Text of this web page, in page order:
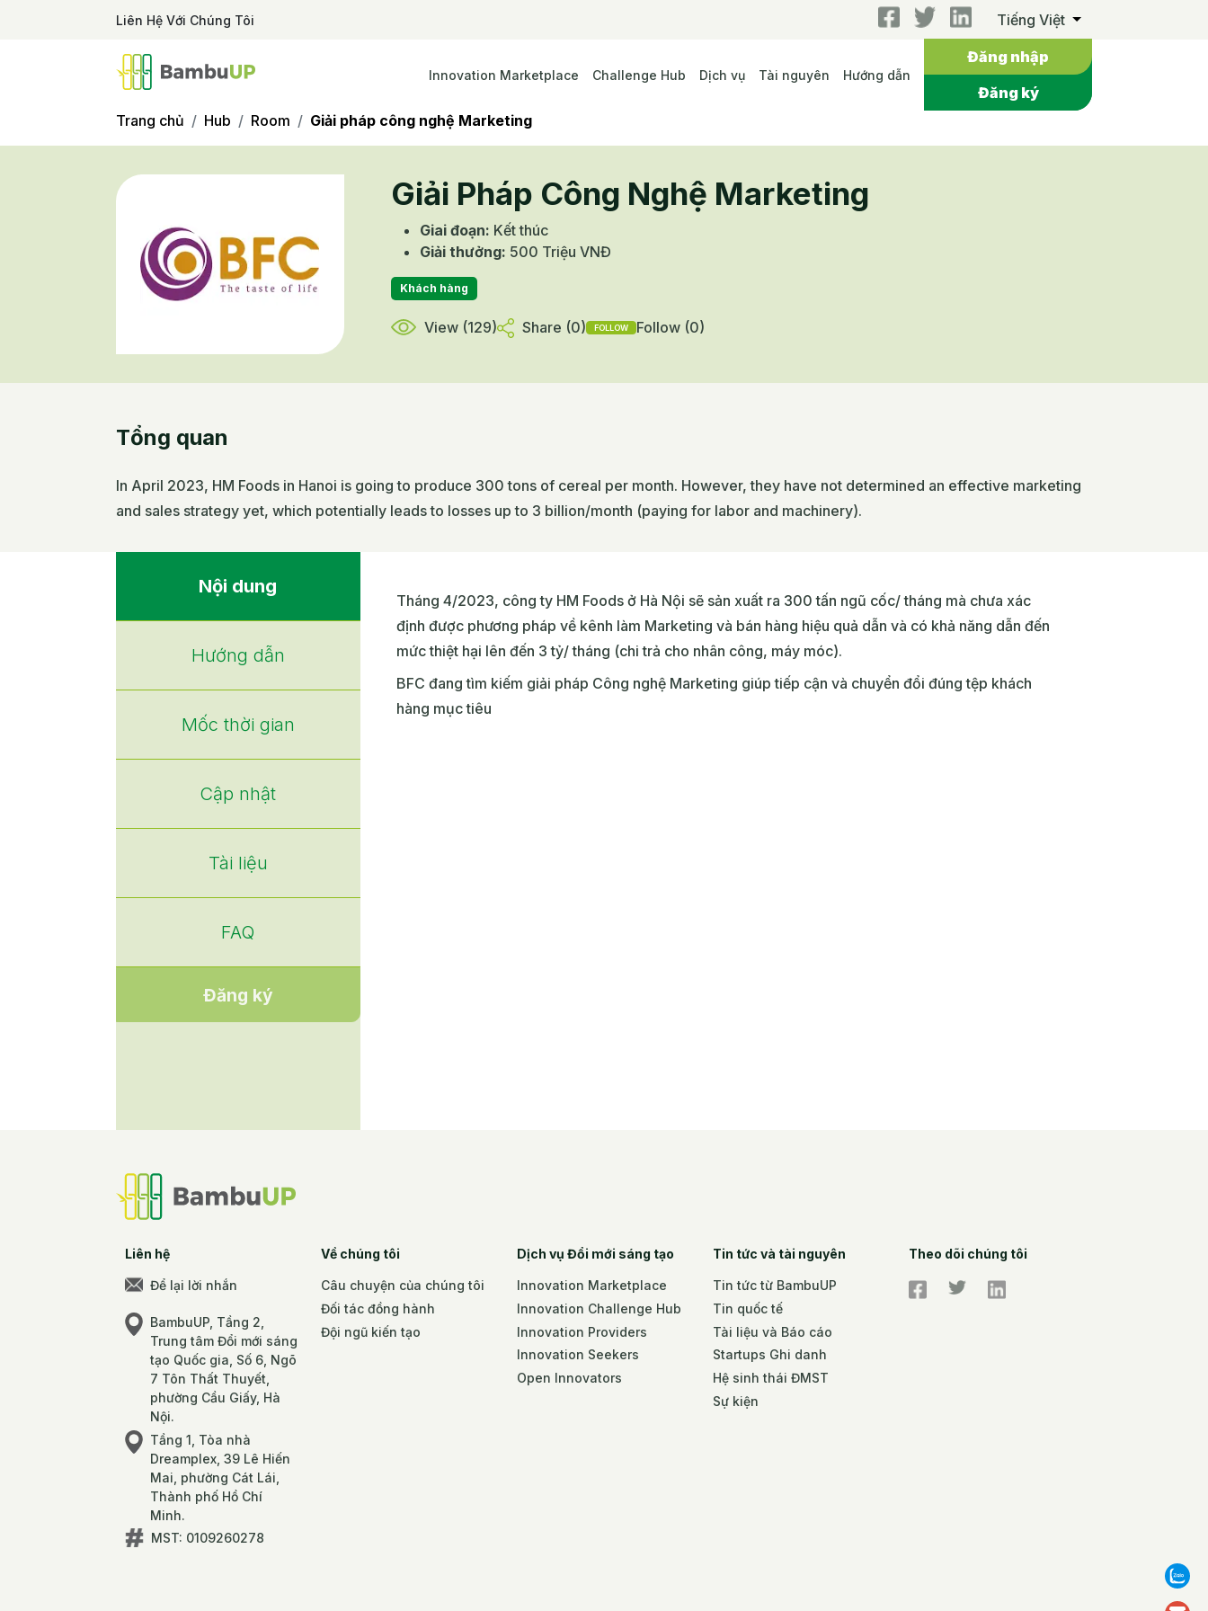
Liên Hệ Với Chúng Tôi Tiếng Việt
Innovation Marketplace Challenge Hub Dịch vụ Tài nguyên Hướng dẫn
Đăng nhập
Đăng ký
Trang chủ
Hub Room Giải pháp công nghệ Marketing
Giải Pháp Công Nghệ Marketing
Giai đoạn: Kết thúc
Giải thưởng: 500 Triệu VNĐ
Khách hàng
View (129) Share (0) FOLLOW Follow (0)
Tổng quan
In April 2023, HM Foods in Hanoi is going to produce 300 tons of cereal per month. However, they have not determined an effective marketing
and sales strategy yet, which potentially leads to losses up to 3 billion/month (paying for labor and machinery).
Nội dung
Hướng dẫn
Mốc thời gian
Cập nhật
Tài liệu
FAQ
Đăng ký
Tháng 4/2023, công ty HM Foods ở Hà Nội sẽ sản xuất ra 300 tấn ngũ cốc/ tháng mà chưa xác
định được phương pháp về kênh làm Marketing và bán hàng hiệu quả dẫn và có khả năng dẫn đến
mức thiệt hại lên đến 3 tỷ/ tháng (chi trả cho nhân công, máy móc).
BFC đang tìm kiếm giải pháp Công nghệ Marketing giúp tiếp cận và chuyển đổi đúng tệp khách
hàng mục tiêu
Liên hệ
Để lại lời nhắn
BambuUP, Tầng 2,
Trung tâm Đổi mới sáng
tạo Quốc gia, Số 6, Ngõ
7 Tôn Thất Thuyết,
phường Cầu Giấy, Hà
Nội.
Tầng 1, Tòa nhà
Dreamplex, 39 Lê Hiến
Mai, phường Cát Lái,
Thành phố Hồ Chí
Minh.
MST: 0109260278
Về chúng tôi
Câu chuyện của chúng tôi
Đối tác đồng hành
Đội ngũ kiến tạo
Dịch vụ Đổi mới sáng tạo
Innovation Marketplace
Innovation Challenge Hub
Innovation Providers
Innovation Seekers
Open Innovators
Tin tức và tài nguyên
Tin tức từ BambuUP
Tin quốc tế
Tài liệu và Báo cáo
Startups Ghi danh
Hệ sinh thái ĐMST
Sự kiện
Theo dõi chúng tôi